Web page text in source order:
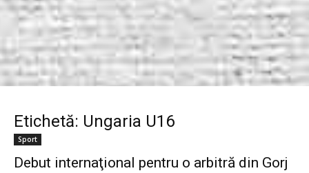
Etichetă: Ungaria U16
Sport
Debut internaţional pentru o arbitră din Gorj